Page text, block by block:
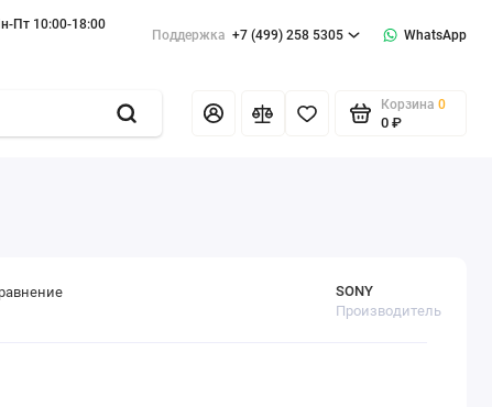
Пт 10:00-18:00
Поддержка +7 (499) 258 5305 WhatsApp
Корзина 0
0 ₽
SONY
Производитель